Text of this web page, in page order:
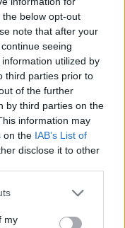
below opt-out
note that after your
seeing
utilized by
third parties prior to
of the further
by third parties on the
information may
on the IAB’s List of
disclose it to other
or more Google
You may click to
my
της: «Που
το παιδί μου;»
τι έχει
φέρεται να ήταν
έχει καταλήξει
του.
στήριξη
Κεϊσίδης
, οι
ότι η 29χρονη